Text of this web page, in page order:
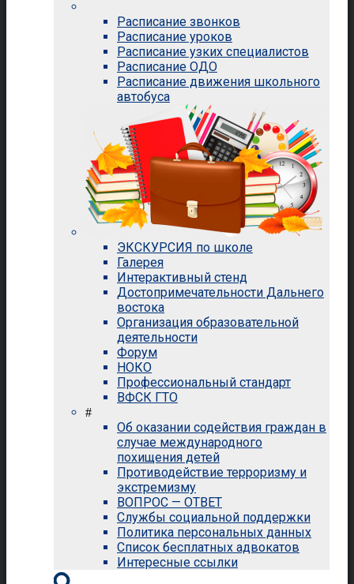
Расписание звонков
Расписание уроков
Расписание узких специалистов
Расписание ОДО
Расписание движения школьного
автобуса
ЭКСКУРСИЯ по школе
Галерея
Интерактивный стенд
Достопримечательности Дальнего
востока
Организация образовательной
деятельности
Форум
НОКО
Профессиональный стандарт
ВФСК ГТО
#
Об оказании содействия граждан в
случае международного
похищения детей
Противодействие терроризму и
экстремизму
ВОПРОС — ОТВЕТ
Службы социальной поддержки
Политика персональных данных
Список бесплатных адвокатов
Интересные ссылки